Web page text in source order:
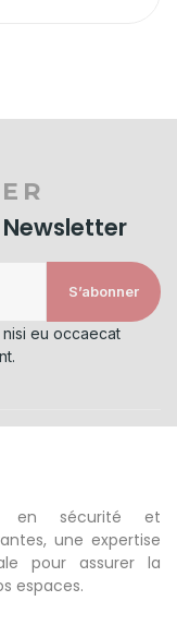
S’abonner
nisi eu occaecat
en sécurité et
une expertise
pour assurer la
espaces.